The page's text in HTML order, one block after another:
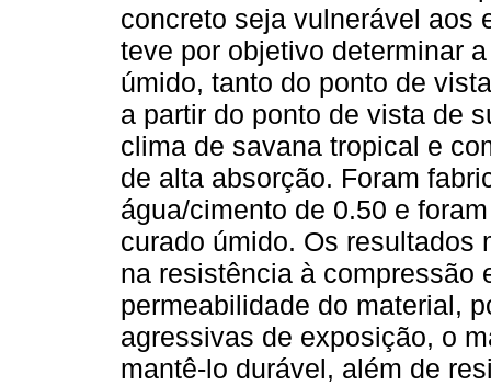
concreto seja vulnerável aos
teve por objetivo determinar
úmido, tanto do ponto de
a partir do ponto de vista de
clima de savana tropical e
de alta absorção. Foram
água/cimento de 0.50 e
curado úmido. Os resultados
na resistência à compressão
permeabilidade do material,
agressivas de exposição, o
mantê-lo durável, além de